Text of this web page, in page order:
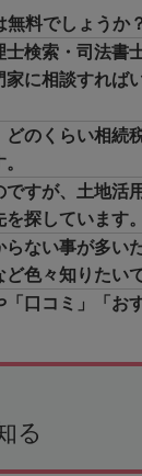
料でしょうか
士検索・司法書
に相談すれば
どのくらい相続
ですが、土地活
探しています。
ない事が多い
色々知りたいで
「口コミ」「お
る